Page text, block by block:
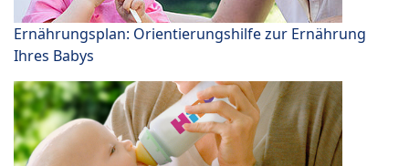
Ernährungsplan: Orientierungshilfe zur Ernährung
Ihres Babys